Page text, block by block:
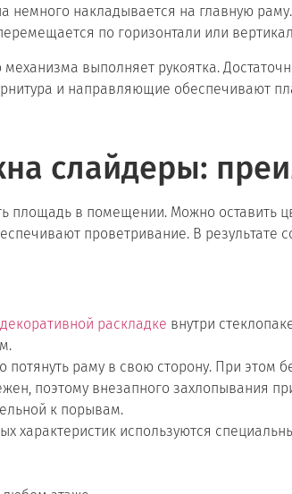
немного накладывается на главную
по горизонтали или
выполняет рукоятка.
и направляющие обеспечивают
слайдеры:
площадь в помещении. Можно оставить
проветривание. В
декоративной раскладке внутри
раму в свою сторону. При этом
поэтому внезапного захлопывания
к порывам.
используются